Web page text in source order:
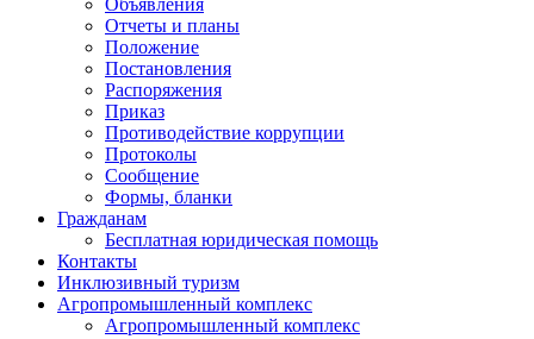
Объявления
Отчеты и планы
Положение
Постановления
Распоряжения
Приказ
Противодействие коррупции
Протоколы
Сообщение
Формы, бланки
Гражданам
Бесплатная юридическая помощь
Контакты
Инклюзивный туризм
Агропромышленный комплекс
Агропромышленный комплекс